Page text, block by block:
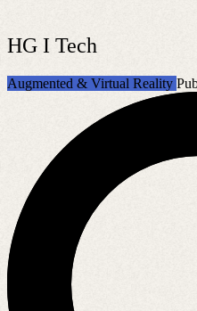
HG I Tech
Augmented & Virtual Reality